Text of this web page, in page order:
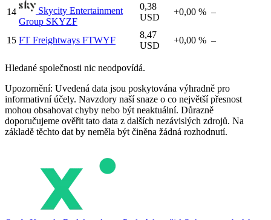
14
Skycity Entertainment
Group SKYZF
0,38
USD
+0,00 % –
15 FT Freightways FTWYF
8,47
USD
+0,00 % –
Hledané společnosti nic neodpovídá.
Upozornění: Uvedená data jsou poskytována výhradně pro
informativní účely. Navzdory naší snaze o co největší přesnost
mohou obsahovat chyby nebo být neaktuální. Důrazně
doporučujeme ověřit tato data z dalších nezávislých zdrojů. Na
základě těchto dat by neměla být činěna žádná rozhodnutí.